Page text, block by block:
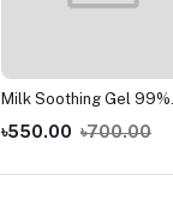
Milk Soothing Gel 99%
-300ml (Original)
৳550.00 ৳700.00